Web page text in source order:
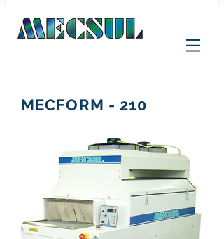
MECFORM - 210